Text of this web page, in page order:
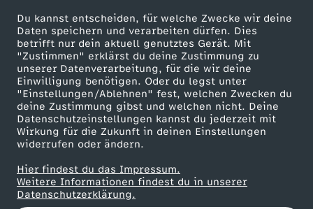
Du kannst entscheiden, für welche Zwecke wir deine
Daten speichern und verarbeiten dürfen. Dies
betrifft nur dein aktuell genutztes Gerät. Mit
"Zustimmen" erklärst du deine Zustimmung zu
unserer Datenverarbeitung, für die wir deine
Einwilligung benötigen. Oder du legst unter
"Einstellungen/Ablehnen" fest, welchen Zwecken du
deine Zustimmung gibst und welchen nicht. Deine
Datenschutzeinstellungen kannst du jederzeit mit
Wirkung für die Zukunft in deinen Einstellungen
widerrufen oder ändern.
Hier findest du das Impressum.
Weitere Informationen findest du in unserer
Datenschutzerklärung.
u
n
d
e
r
D
ZDF goes Schule
Werbefernsehen
Mainzelmännchen
Partner